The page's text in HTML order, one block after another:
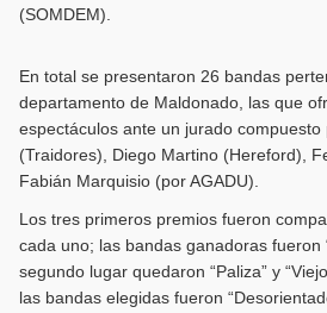
(SOMDEM).
En total se presentaron 26 bandas
departamento de Maldonado, las que
espectáculos ante un jurado
(Traidores), Diego Martino (Hereford),
Fabián Marquisio (por AGADU).
Los tres primeros premios fueron
cada uno; las bandas ganadoras fueron
segundo lugar quedaron “Paliza” y
las bandas elegidas fueron